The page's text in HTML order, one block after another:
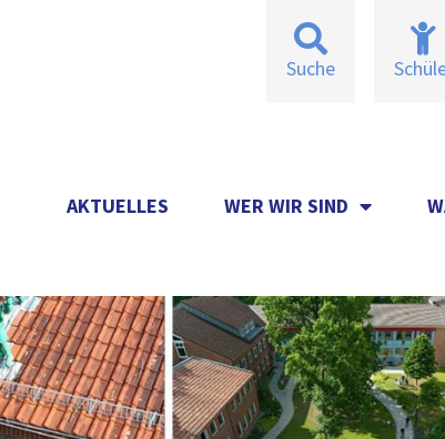
Suche
AKTUELLES WER WIR SIND